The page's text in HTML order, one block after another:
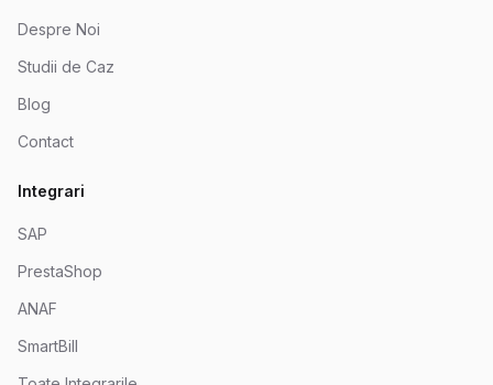
Despre Noi
Studii de Caz
Blog
Contact
Integrari
SAP
PrestaShop
ANAF
SmartBill